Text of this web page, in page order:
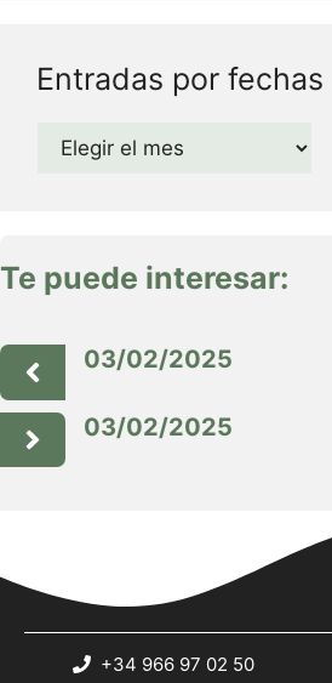
Entradas por fechas
Archivos
Te puede interesar:
03/02/2025
03/02/2025
+34 966 97 02 50